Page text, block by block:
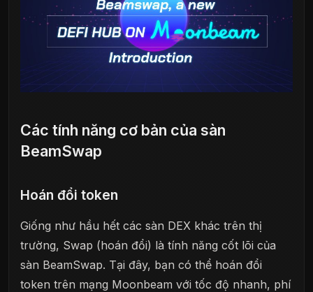
Các tính năng cơ bản của sàn
BeamSwap
Hoán đổi token
Giống như hầu hết các sàn DEX khác trên thị
trường, Swap (hoán đổi) là tính năng cốt lõi của
sàn BeamSwap. Tại đây, bạn có thể hoán đổi
token trên mạng Moonbeam với tốc độ nhanh, phí